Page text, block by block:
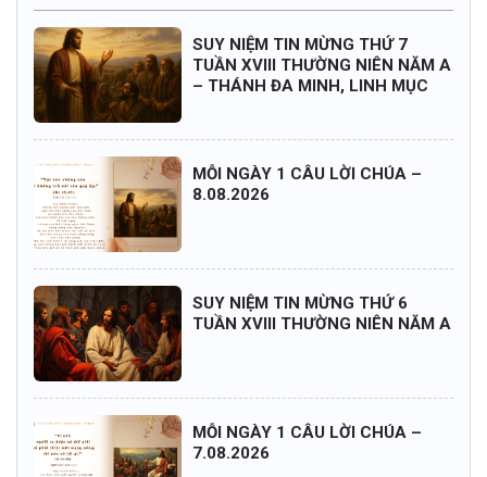
SUY NIỆM TIN MỪNG THỨ 7
TUẦN XVIII THƯỜNG NIÊN NĂM A
– THÁNH ĐA MINH, LINH MỤC
MỖI NGÀY 1 CÂU LỜI CHÚA –
8.08.2026
SUY NIỆM TIN MỪNG THỨ 6
TUẦN XVIII THƯỜNG NIÊN NĂM A
MỖI NGÀY 1 CÂU LỜI CHÚA –
7.08.2026